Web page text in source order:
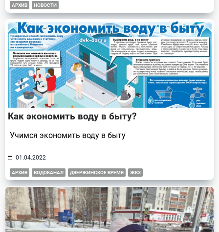
АРХИВ НОВОСТИ
Как экономить воду в быту?
Учимся экономить воду в быту
01.04.2022
АРХИВ ВОДОКАНАЛ ДЗЕРЖИНСКОЕ ВРЕМЯ ЖКХ